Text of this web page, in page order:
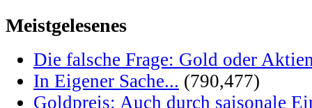
Meistgelesenes
Die falsche Frage: Gold oder
In Eigener Sache... (790,477)
Goldpreis: Auch durch saisonale